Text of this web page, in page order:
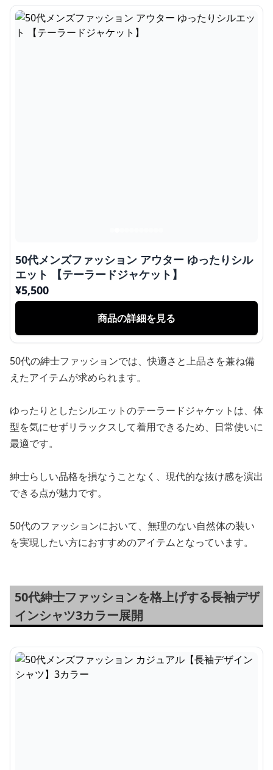
50代メンズファッション アウター ゆったりシル
エット 【テーラードジャケット】
¥5,500
商品の詳細を見る
50代の紳士ファッションでは、快適さと上品さを兼ね備
えたアイテムが求められます。
ゆったりとしたシルエットのテーラードジャケットは、体
型を気にせずリラックスして着用できるため、日常使いに
最適です。
紳士らしい品格を損なうことなく、現代的な抜け感を演出
できる点が魅力です。
50代のファッションにおいて、無理のない自然体の装い
を実現したい方におすすめのアイテムとなっています。
50代紳士ファッションを格上げする長袖デザ
インシャツ3カラー展開